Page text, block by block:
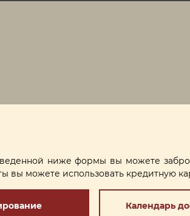
ниже формы вы можете
вы можете использовать кредитную
Календарь